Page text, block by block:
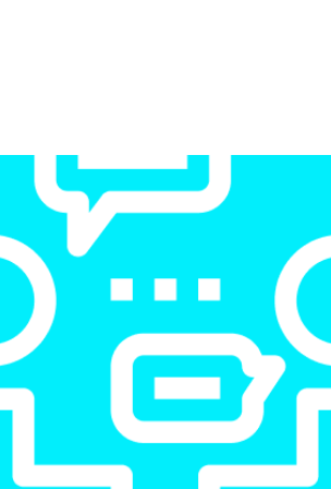
от 2200 ₽
от 1700 ₽ Заказать
от 2600 ₽ Заказать
Заказать